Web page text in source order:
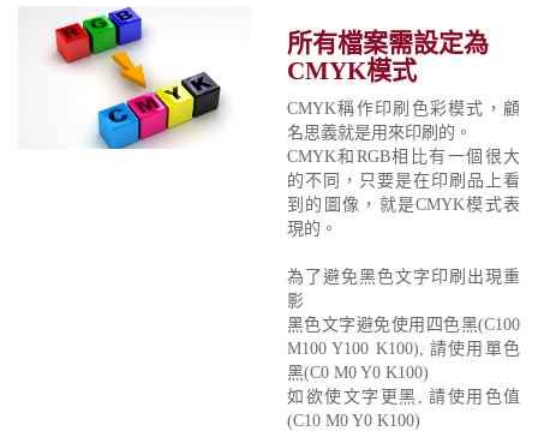
所有檔案需設定為
CMYK模式
CMYK稱作印刷色彩模式，顧
名思義就是用來印刷的。
CMYK和RGB相比有一個很大
的不同，只要是在印刷品上看
到的圖像，就是CMYK模式表
現的。
為了避免黑色文字印刷出現重
影
黑色文字避免使用四色黑(C100
M100 Y100 K100), 請使用單色
黑(C0 M0 Y0 K100)
如欲使文字更黑, 請使用色值
(C10 M0 Y0 K100)